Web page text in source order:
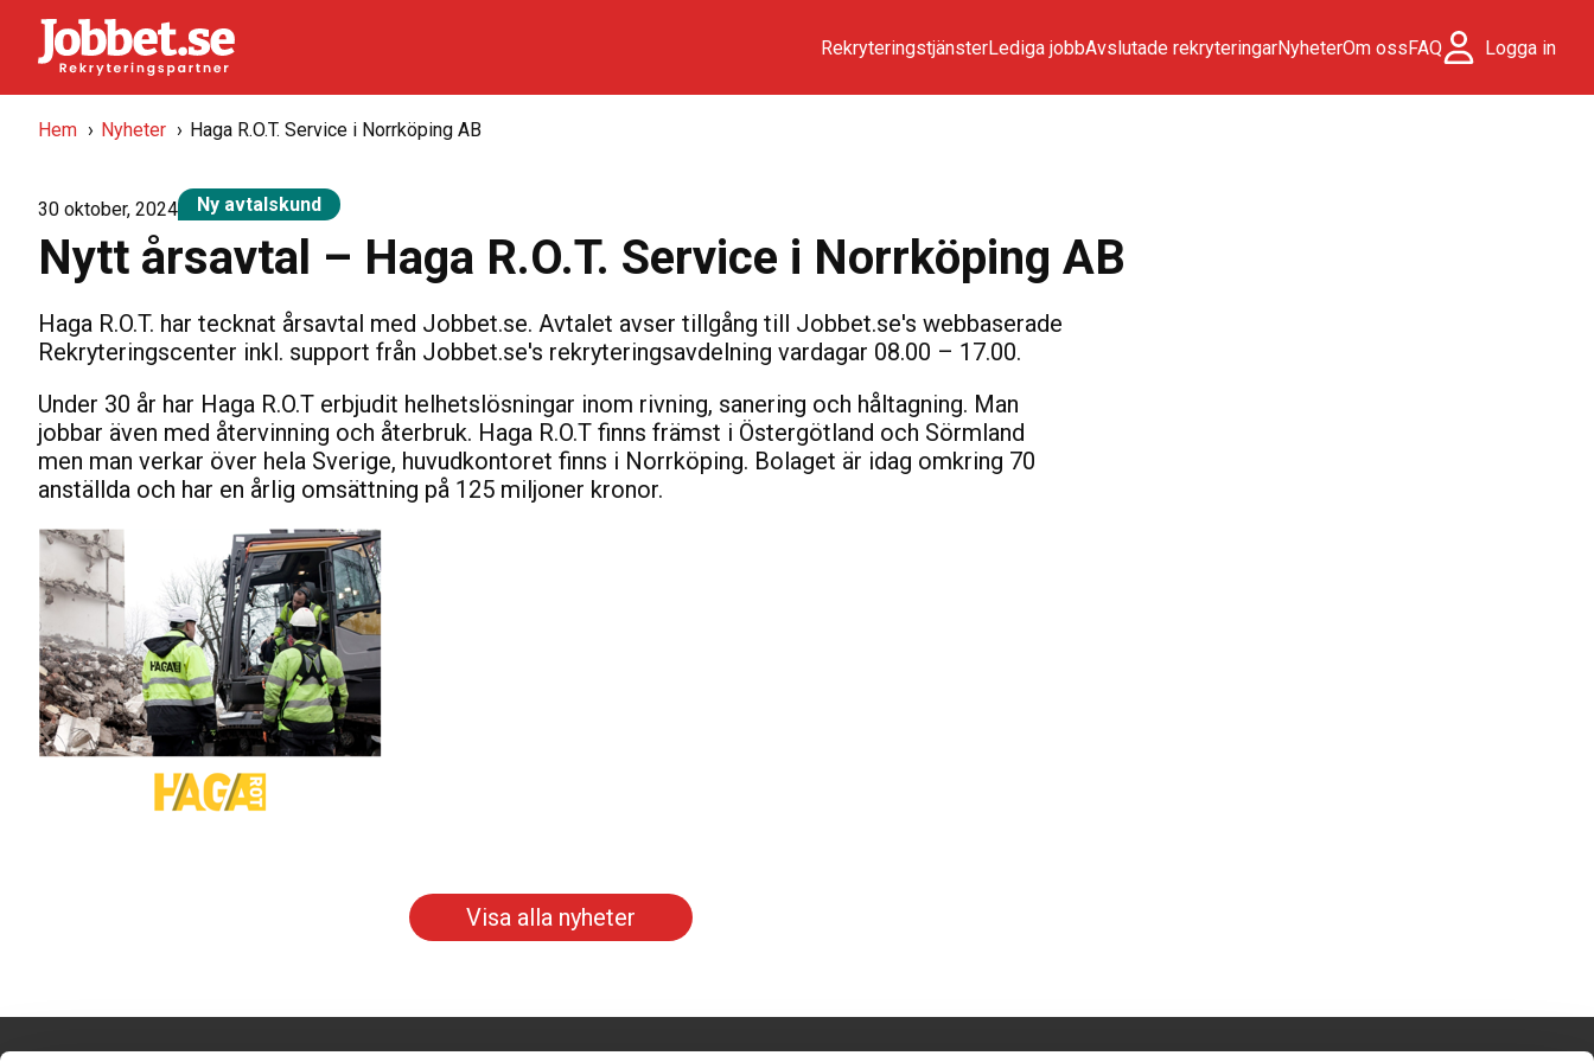
RekryteringstjänsterLediga jobbAvslutade rekryteringarNyheterOm ossFAQ Logga in
Hem › Nyheter › Haga R.O.T. Service i Norrköping AB
30 oktober, 2024 Ny avtalskund
Nytt årsavtal – Haga R.O.T. Service i Norrköping AB
Haga R.O.T. har tecknat årsavtal med Jobbet.se. Avtalet avser tillgång till Jobbet.se's webbaserade
Rekryteringscenter inkl. support från Jobbet.se's rekryteringsavdelning vardagar 08.00 – 17.00.
Under 30 år har Haga R.O.T erbjudit helhetslösningar inom rivning, sanering och håltagning. Man
jobbar även med återvinning och återbruk. Haga R.O.T finns främst i Östergötland och Sörmland
men man verkar över hela Sverige, huvudkontoret finns i Norrköping. Bolaget är idag omkring 70
anställda och har en årlig omsättning på 125 miljoner kronor.
Visa alla nyheter